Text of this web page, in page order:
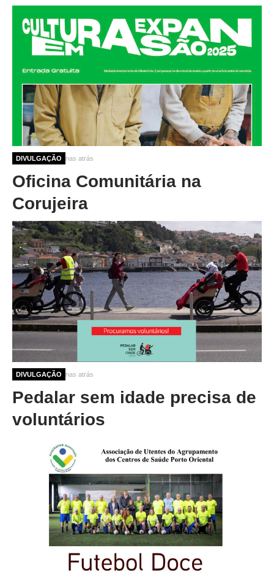
DIVULGAÇÃO
10 meses 3 semanas atrás
Oficina Comunitária na
Corujeira
DIVULGAÇÃO
10 meses 3 semanas atrás
Pedalar sem idade precisa de
voluntários